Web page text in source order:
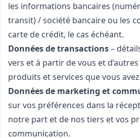
les informations bancaires
transit) / société bancaire ou les
carte de crédit, le cas échéant.
Données de transactions–
vers et à partir de vous et
produits et services que vous
Données de marketing et
sur vos préférences dans la
notre part et de nos tiers et vos
communication.